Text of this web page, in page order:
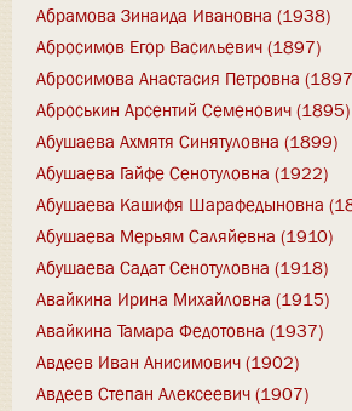
Абрамова Зинаида Ивановна (1938)
Абросимов Егор Васильевич (1897)
Абросимова Анастасия Петровна
Аброськин Арсентий Семенович (1895)
Абушаева Ахмятя Синятуловна (1899)
Абушаева Гайфе Сенотуловна (1922)
Абушаева Кашифя Шарафедыновна
Абушаева Мерьям Саляйевна (1910)
Абушаева Садат Сенотуловна (1918)
Авайкина Ирина Михайловна (1915)
Авайкина Тамара Федотовна (1937)
Авдеев Иван Анисимович (1902)
Авдеев Степан Алексеевич (1907)